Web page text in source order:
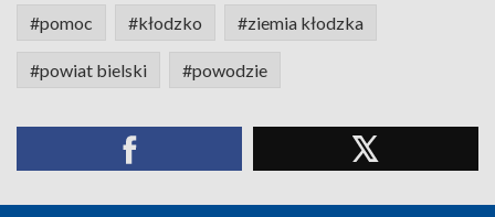
#pomoc #kłodzko #ziemia kłodzka
#powiat bielski #powodzie